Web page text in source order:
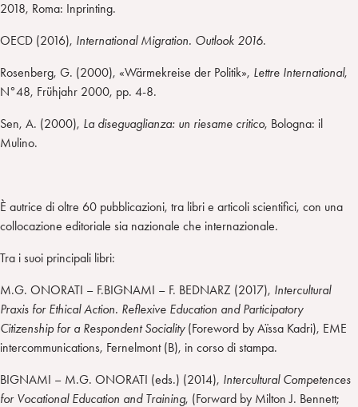
2018, Roma: Inprinting.
OECD (2016), International Migration. Outlook 2016.
Rosenberg, G. (2000), «Wärmekreise der Politik», Lettre International,
N°48, Frühjahr 2000, pp. 4-8.
Sen, A. (2000), La diseguaglianza: un riesame critico, Bologna: il
Mulino.
È autrice di oltre 60 pubblicazioni, tra libri e articoli scientifici, con una
collocazione editoriale sia nazionale che internazionale.
Tra i suoi principali libri:
M.G. ONORATI – F.BIGNAMI – F. BEDNARZ (2017), Intercultural
Praxis for Ethical Action. Reflexive Education and Participatory
Citizenship for a Respondent Sociality(Foreword by Aïssa Kadri), EME
intercommunications, Fernelmont (B), in corso di stampa.
BIGNAMI – M.G. ONORATI (eds.) (2014), Intercultural Competences
for Vocational Education and Training, (Forward by Milton J. Bennett;